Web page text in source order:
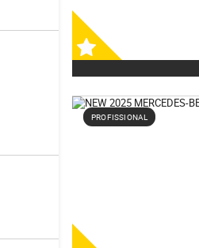
PROFISSIONAL